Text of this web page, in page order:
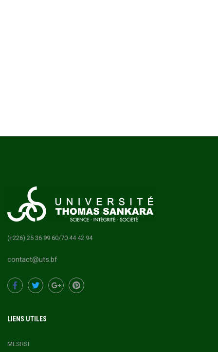
(+226) 25 36 99 60/70 44 42 94
contact@uts.bf
LIENS UTILES
MESRSI